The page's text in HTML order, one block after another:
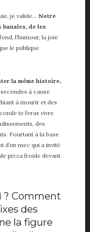
je valide… Notre
de les
l’humour, la joie
le publique
la même histoire,
à cause
à mourir et des
te feras vivre
des
Pourtant à la base
d’un mec qui a invité
pizza froide devant
? Comment
des
la figure